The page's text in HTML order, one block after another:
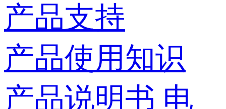
产品支持
产品使用知识
产品说明书 电